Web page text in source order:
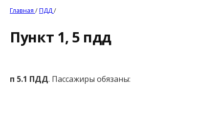
Главная /ПДД/
Пункт 1, 5 пдд
п 5.1 ПДД. Пассажиры обязаны: